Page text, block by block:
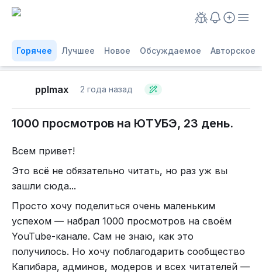
Горячее Лучшее Новое Обсуждаемое Авторское
pplmax 2 года назад
1000 просмотров на ЮТУБЭ, 23 день.
Всем привет!
Это всё не обязательно читать, но раз уж вы
зашли сюда...
Просто хочу поделиться очень маленьким
успехом — набрал 1000 просмотров на своём
YouTube-канале. Сам не знаю, как это
получилось. Но хочу поблагодарить сообщество
Капибара, админов, модеров и всех читателей —